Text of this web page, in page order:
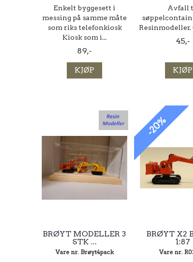
Enkelt byggesett i
messing på samme måte
som riks telefonkiosk
Kiosk som i...
89,-
KJØP
Avfall
45,-
KJØP
BRØYT MODELLER 3
STK ...
Vare nr. Brøyt4pack
-20%
BRØYT X2
1:87
Vare nr.